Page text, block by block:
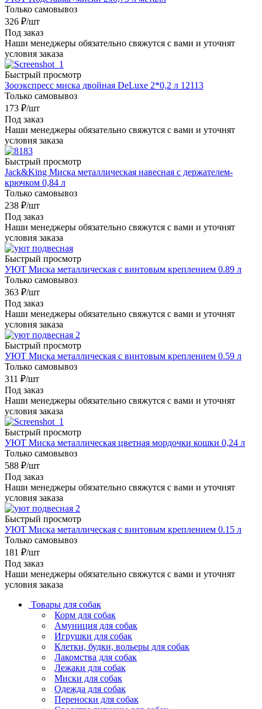
Только самовывоз
326 ₽/шт
Под заказ
Наши менеджеры обязательно свяжутся с вами и уточнят
условия заказа
Быстрый просмотр
Зооэкспресс миска двойная DeLuxe 2*0,2 л 12113
Только самовывоз
173 ₽/шт
Под заказ
Наши менеджеры обязательно свяжутся с вами и уточнят
условия заказа
Быстрый просмотр
Jack&King Миска металлическая навесная с держателем-
крючком 0,84 л
Только самовывоз
238 ₽/шт
Под заказ
Наши менеджеры обязательно свяжутся с вами и уточнят
условия заказа
Быстрый просмотр
УЮТ Миска металлическая с винтовым креплением 0.89 л
Только самовывоз
363 ₽/шт
Под заказ
Наши менеджеры обязательно свяжутся с вами и уточнят
условия заказа
Быстрый просмотр
УЮТ Миска металлическая с винтовым креплением 0.59 л
Только самовывоз
311 ₽/шт
Под заказ
Наши менеджеры обязательно свяжутся с вами и уточнят
условия заказа
Быстрый просмотр
УЮТ Миска металлическая цветная мордочки кошки 0,24 л
Только самовывоз
588 ₽/шт
Под заказ
Наши менеджеры обязательно свяжутся с вами и уточнят
условия заказа
Быстрый просмотр
УЮТ Миска металлическая с винтовым креплением 0.15 л
Только самовывоз
181 ₽/шт
Под заказ
Наши менеджеры обязательно свяжутся с вами и уточнят
условия заказа
Товары для собак
Корм для собак
Амуниция для собак
Игрушки для собак
Клетки, будки, вольеры для собак
Лакомства для собак
Лежаки для собак
Миски для собак
Одежда для собак
Переноски для собак